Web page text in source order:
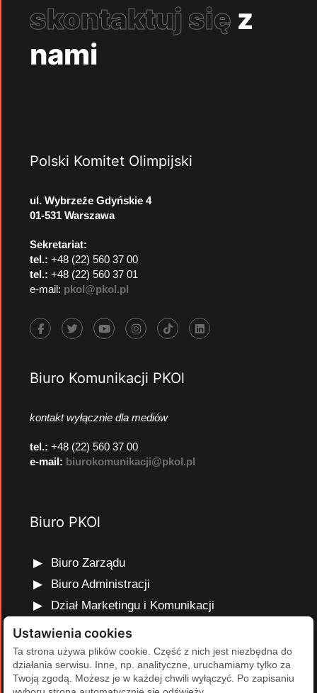
skontaktuj się z
nami
Polski Komitet Olimpijski
ul. Wybrzeże Gdyńskie 4
01-531 Warszawa
Sekretariat:
tel.: +48 (22) 560 37 00
tel.: +48 (22) 560 37 01
e-mail: pkol@pkol.pl
Biuro Komunikacji PKOl
kontakt wyłącznie dla mediów
tel.: +48 (22) 560 37 00
e-mail: biurokomunikacji@pkol.pl
Biuro PKOl
Biuro Zarządu
Biuro Administracji
Dział Marketingu i Komunikacji
Dział Edukacji Olimpijskiej
Dział Finansów i Kadr
Dział Projektów Olimpijskich
Dział Programów Rozwojowych
Ustawienia cookies
Ta strona używa plików cookie. Część z nich jest niezbędna do
działania serwisu. Inne, np. analityczne, uruchamiamy tylko za
Twoją zgodą. Możesz je w każdej chwili wyłączyć. Po zapisaniu